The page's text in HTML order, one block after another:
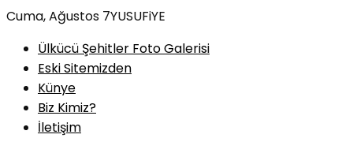
Skip
content
Cuma, Ağustos 7YUSUFiYE
Ülkücü Şehitler Foto Galerisi
Eski Sitemizden
Künye
Biz Kimiz?
İletişim